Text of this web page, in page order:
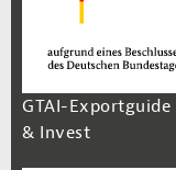
GTAI-
& Invest